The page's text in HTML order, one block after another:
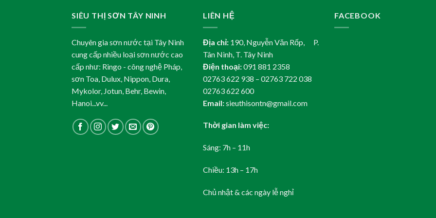
SIÊU THỊ SƠN TÂY NINH
Chuyên gia sơn nước tại Tây Ninh
cung cấp nhiều loại sơn nước cao
cấp như: Ringo - công nghệ Pháp,
sơn Toa, Dulux, Nippon, Dura,
Mykolor, Jotun, Behr, Bewin,
Hanoi...vv...
LIÊN HỆ
Địa chỉ: 190, Nguyễn Văn Rốp, P.
Tân Ninh, T. Tây Ninh
Điện thoại:091 881 2358
02763 622 938 – 02763 722 038
02763 622 600
Email:sieuthisontn@gmail.com
Thời gian làm việc:
Sáng: 7h – 11h
Chiều: 13h – 17h
Chủ nhật & các ngày lễ nghỉ
FACEBOOK